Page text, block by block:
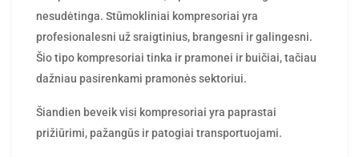
nesudėtinga. Stūmokliniai kompresoriai yra
profesionalesni už sraigtinius, brangesni ir galingesni.
Šio tipo kompresoriai tinka ir pramonei ir buičiai, tačiau
dažniau pasirenkami pramonės sektoriui.
Šiandien beveik visi kompresoriai yra paprastai
prižiūrimi, pažangūs ir patogiai transportuojami.